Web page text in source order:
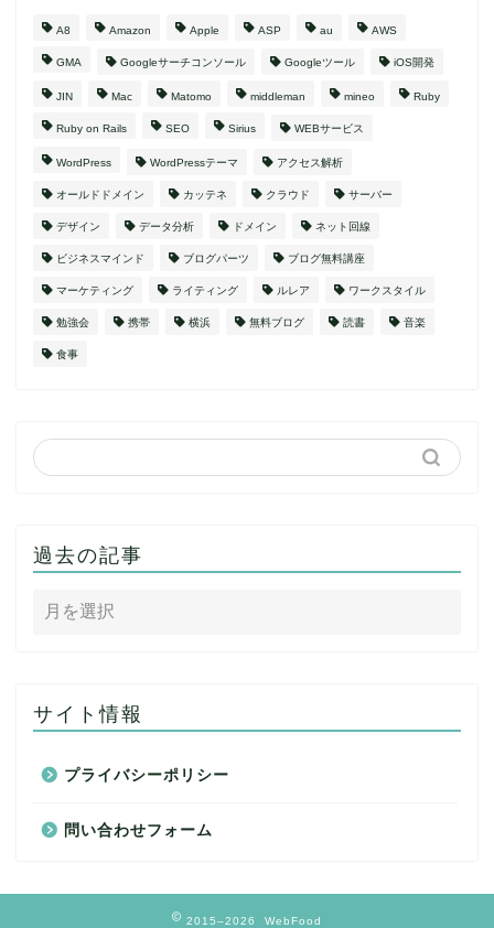
A8 Amazon Apple ASP au AWS
GMA Googleサーチコンソール Googleツール iOS開発
JIN Mac Matomo middleman mineo Ruby
Ruby on Rails SEO Sirius WEBサービス
WordPress WordPressテーマ アクセス解析
オールドドメイン カッテネ クラウド サーバー
デザイン データ分析 ドメイン ネット回線
ビジネスマインド ブログパーツ ブログ無料講座
マーケティング ライティング ルレア ワークスタイル
勉強会 携帯 横浜 無料ブログ 読書 音楽
食事
過去の記事
サイト情報
プライバシーポリシー
問い合わせフォーム
2015–2026 WebFood